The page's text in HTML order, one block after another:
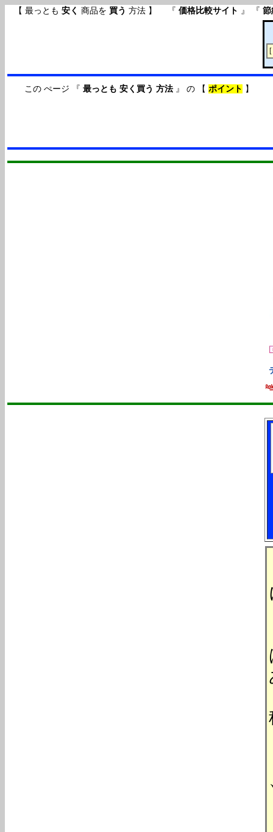
【 最っとも 安く 商品を 買う 方法 】 『 価格比較サイト 』 『 節
[
この ぺージ 『 最っとも 安く買う 方法 』 の 【 ポイント 】